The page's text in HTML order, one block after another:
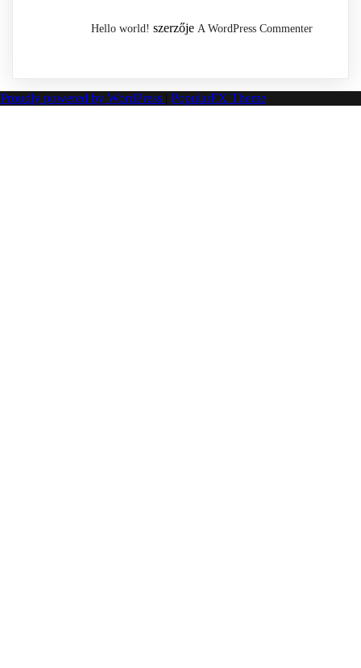
Hello world! szerzője A WordPress Commenter
Proudly powered by WordPress PopularFX Theme